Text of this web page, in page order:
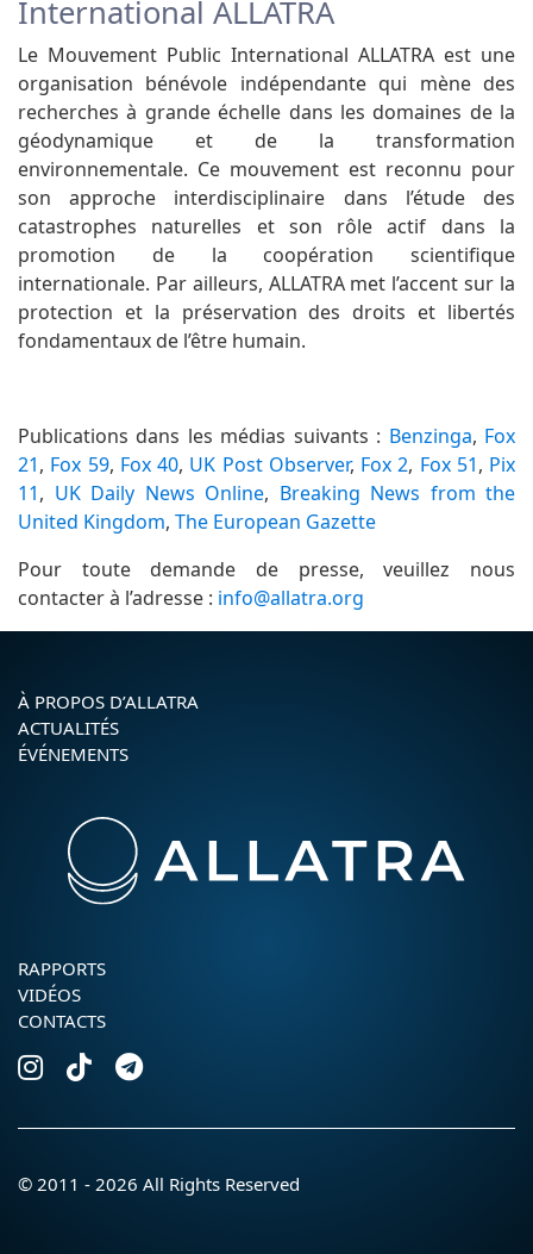
International ALLATRA
Le Mouvement Public International ALLATRA est une
organisation bénévole indépendante qui mène des
recherches à grande échelle dans les domaines de la
géodynamique et de la transformation
environnementale. Ce mouvement est reconnu pour
son approche interdisciplinaire dans l’étude des
catastrophes naturelles et son rôle actif dans la
promotion de la coopération scientifique
internationale. Par ailleurs, ALLATRA met l’accent sur la
protection et la préservation des droits et libertés
fondamentaux de l’être humain.
Publications dans les médias suivants : Benzinga, Fox
21, Fox 59, Fox 40, UK Post Observer, Fox 2, Fox 51, Pix
11, UK Daily News Online, Breaking News from the
United Kingdom, The European Gazette
Pour toute demande de presse, veuillez nous
contacter à l’adresse : info@allatra.org
À PROPOS D’ALLATRA
ACTUALITÉS
ÉVÉNEMENTS
RAPPORTS
VIDÉOS
CONTACTS
© 2011 - 2026 All Rights Reserved